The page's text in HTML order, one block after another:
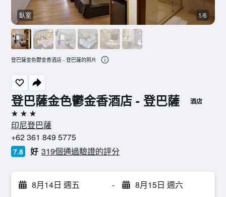
登巴薩金色鬱金香酒店 - 登巴薩 酒店
3星級
印尼登巴薩
+62 361 849 5775
7.8 好 319個通過驗證的評分
8月14日 週五 - 8月15日 週六
臥室 1/6
登巴薩金色鬱金香酒店 - 登巴薩的照片